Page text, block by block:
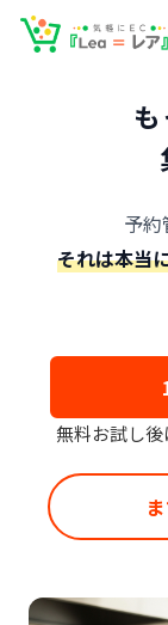
予約
それは本当
無料お試し